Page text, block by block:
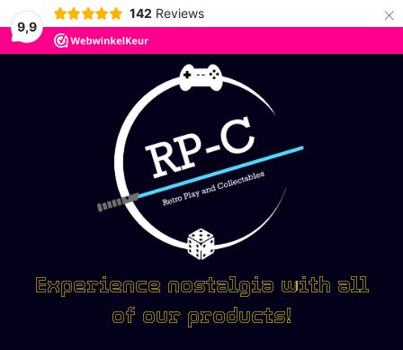
9,9
142 Reviews ×
Experience nostalgia with all
of our products!